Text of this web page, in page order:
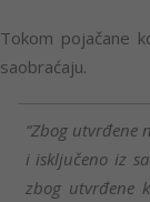
Tokom pojačane
saobraćaju.
“Zbog utvrđene
i isključeno iz
zbog utvrđene